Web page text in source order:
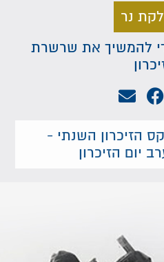
נר
להמשיך את שרשרת
הזיכרון השנתי -
יום הזיכרון